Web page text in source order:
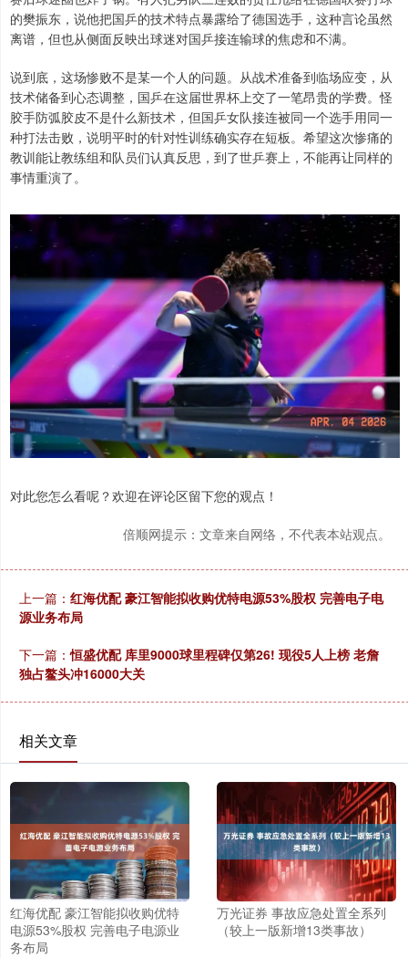
的樊振东，说他把国乒的技术特点暴露给了德国选手，这种言论虽然
离谱，但也从侧面反映出球迷对国乒接连输球的焦虑和不满。
说到底，这场惨败不是某一个人的问题。从战术准备到临场应变，从
技术储备到心态调整，国乒在这届世界杯上交了一笔昂贵的学费。怪
胶手防弧胶皮不是什么新技术，但国乒女队接连被同一个选手用同一
种打法击败，说明平时的针对性训练确实存在短板。希望这次惨痛的
教训能让教练组和队员们认真反思，到了世乒赛上，不能再让同样的
事情重演了。
对此您怎么看呢？欢迎在评论区留下您的观点！
倍顺网提示：文章来自网络，不代表本站观点。
上一篇： 红海优配 豪江智能拟收购优特电源53%股权 完善电子电
源业务布局
下一篇：恒盛优配 库里9000球里程碑仅第26! 现役5人上榜 老詹
独占鳌头冲16000大关
相关文章
红海优配 豪江智能拟收购优特
电源53%股权 完善电子电源业
务布局
万光证券 事故应急处置全系列
（较上一版新增13类事故）